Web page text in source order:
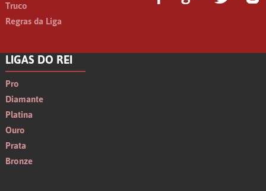
Truco
Regras da Liga
LIGAS DO REI
Pro
Diamante
Platina
Ouro
Prata
Bronze